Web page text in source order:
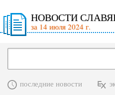
НОВОСТИ
за 14 июля 2024 г.
последние новости